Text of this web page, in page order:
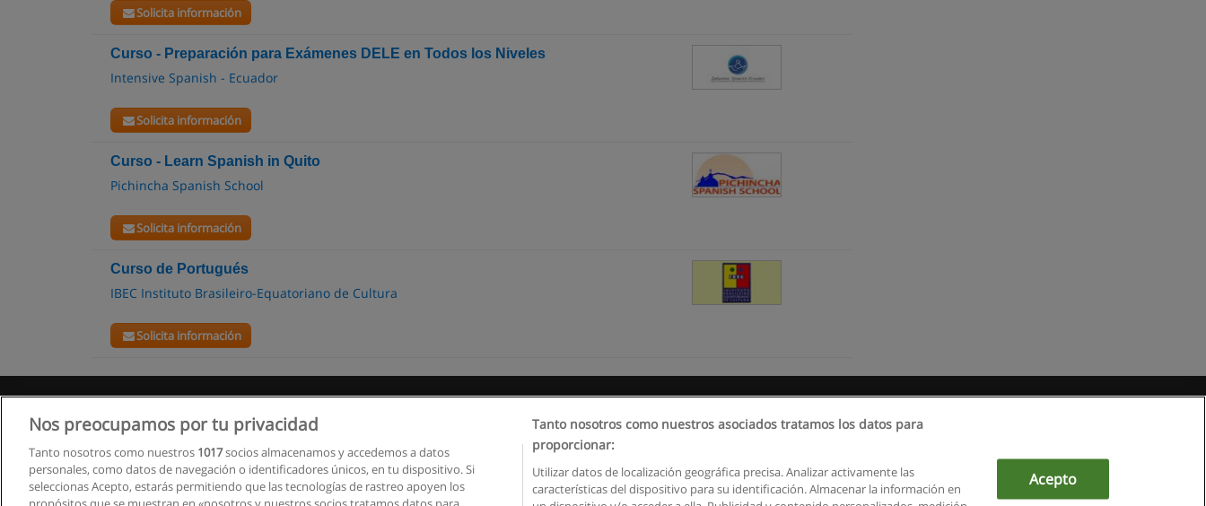
Solicita información
Curso - Preparación para Exámenes DELE en Todos los Niveles
Intensive Spanish - Ecuador
Solicita información
Curso - Learn Spanish in Quito
Pichincha Spanish School
Solicita información
Curso de Portugués
IBEC Instituto Brasileiro-Equatoriano de Cultura
Solicita información
Privacidad de datos Contactar con Educaedu
Copyright © Educaedu Business S.L. - CIF : B-95610580: -
Nos preocupamos por tu privacidad
Tanto nosotros como nuestros 1017socios almacenamos y accedemos a datos
personales, como datos de navegación o identificadores únicos, en tu dispositivo. Si
seleccionas Acepto, estarás permitiendo que las tecnologías de rastreo apoyen los
Tanto nosotros como nuestros asociados tratamos los datos para
proporcionar:
Utilizar datos de localización geográfica precisa. Analizar activamente las
características del dispositivo para su identificación. Almacenar la información en
Acepto